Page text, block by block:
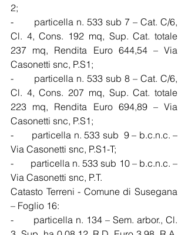
2;
-       particella n. 533 sub 7 – Cat. C/6,
Cl. 4, Cons. 192 mq, Sup. Cat. totale
237 mq, Rendita Euro 644,54 – Via
Casonetti snc, P.S1;
-       particella n. 533 sub 8 – Cat. C/6,
Cl. 4, Cons. 207 mq, Sup. Cat. totale
223 mq, Rendita Euro 694,89 – Via
Casonetti snc, P.S1;
-       particella n. 533 sub  9 – b.c.n.c. –
Via Casonetti snc, P.S1-T;
-       particella n. 533 sub 10 – b.c.n.c. –
Via Casonetti snc, P.T.
Catasto Terreni - Comune di Susegana
– Foglio 16:
-       particella n. 134 – Sem. arbor., Cl.